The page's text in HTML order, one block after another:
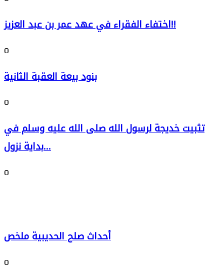
اختفاء الفقراء في عهد عمر بن عبد العزيز!!
0
بنود بيعة العقبة الثانية
0
تثبيت خديجة لرسول الله صلى الله عليه وسلم في
بداية نزول...
0
أحداث صلح الحديبية ملخص
0